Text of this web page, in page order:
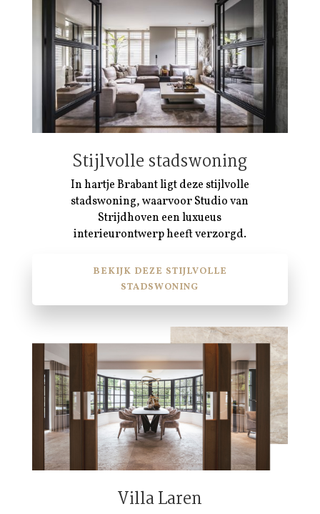
Stijlvolle stadswoning
In hartje Brabant ligt deze stijlvolle
stadswoning, waarvoor Studio van
Strijdhoven een luxueus
interieurontwerp heeft verzorgd.
BEKIJK DEZE STIJLVOLLE
STADSWONING
Villa Laren